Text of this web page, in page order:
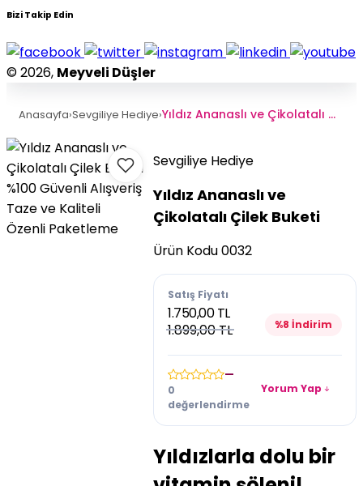
Bizi Takip Edin
© 2026, Meyveli Düşler
Anasayfa›Sevgiliye Hediye› Yıldız Ananaslı ve Çikolatalı Çilek Buketi
%100 Güvenli Alışveriş
Taze ve Kaliteli
Özenli Paketleme
Sevgiliye Hediye
Yıldız Ananaslı ve
Çikolatalı Çilek Buketi
Ürün Kodu0032
Satış Fiyatı
1.750,00 TL
1.899,00 TL
%8 İndirim
—
0
değerlendirme
Yorum Yap
Yıldızlarla dolu bir